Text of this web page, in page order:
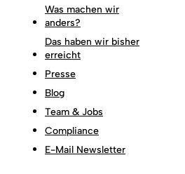
Was machen wir
anders?
Das haben wir bisher
erreicht
Presse
Blog
Team & Jobs
Compliance
E-Mail Newsletter